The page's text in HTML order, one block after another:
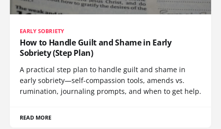
EARLY SOBRIETY
How to Handle Guilt and Shame in Early
Sobriety (Step Plan)
A practical step plan to handle guilt and shame in
early sobriety—self-compassion tools, amends vs.
rumination, journaling prompts, and when to get help.
READ MORE